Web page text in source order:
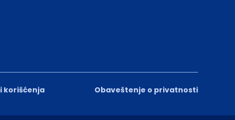
korišćenja Obaveštenje o privatnosti